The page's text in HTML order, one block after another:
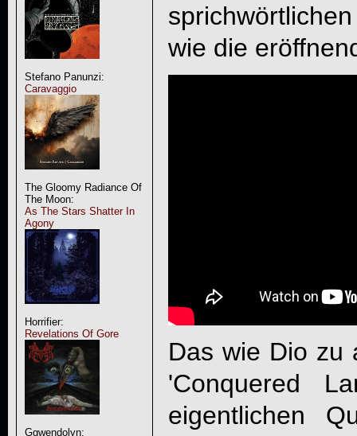
Stefano Panunzi:
Caravaggio
The Gloomy Radiance Of
The Moon:
As The Stars Shatter In
Agony
Horrifier:
Revelations Of Gore
Ggwendolyn:
wie die
Das wie Dio zu
'Conquered
eigentlichen